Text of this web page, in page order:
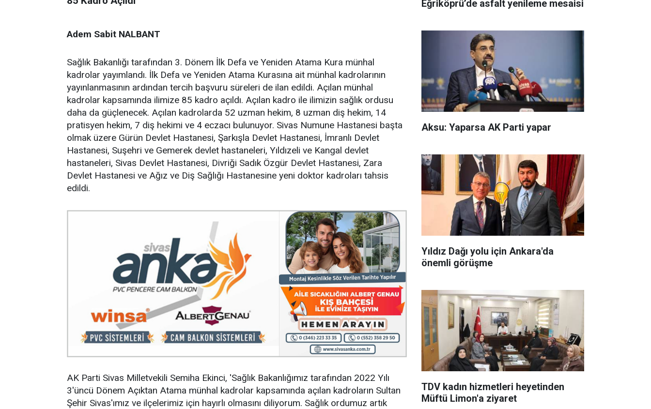
Adem Sabit NALBANT
Sağlık Bakanlığı tarafından 3. Dönem İlk Defa ve Yeniden Atama Kura münhal
kadrolar yayımlandı. İlk Defa ve Yeniden Atama Kurasına ait münhal kadrolarının
yayınlanmasının ardından tercih başvuru süreleri de ilan edildi. Açılan münhal
kadrolar kapsamında ilimize 85 kadro açıldı. Açılan kadro ile ilimizin sağlık ordusu
daha da güçlenecek. Açılan kadrolarda 52 uzman hekim, 8 uzman diş hekim, 14
pratisyen hekim, 7 diş hekimi ve 4 eczacı bulunuyor. Sivas Numune Hastanesi başta
olmak üzere Gürün Devlet Hastanesi, Şarkışla Devlet Hastanesi, İmranlı Devlet
Hastanesi, Suşehri ve Gemerek devlet hastaneleri, Yıldızeli ve Kangal devlet
hastaneleri, Sivas Devlet Hastanesi, Divriği Sadık Özgür Devlet Hastanesi, Zara
Devlet Hastanesi ve Ağız ve Diş Sağlığı Hastanesine yeni doktor kadroları tahsis
edildi.
AK Parti Sivas Milletvekili Semiha Ekinci, 'Sağlık Bakanlığımız tarafından 2022 Yılı
3'üncü Dönem Açıktan Atama münhal kadrolar kapsamında açılan kadroların Sultan
Şehir Sivas'ımız ve ilçelerimiz için hayırlı olmasını diliyorum. Sağlık ordumuz artık
Eğriköprü’de asfalt yenileme mesaisi
Aksu: Yaparsa AK Parti yapar
Yıldız Dağı yolu için Ankara'da
önemli görüşme
TDV kadın hizmetleri heyetinden
Müftü Limon'a ziyaret